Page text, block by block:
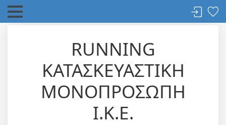
RUNNING
ΚΑΤΑΣΚΕΥΑΣΤΙΚΗ
ΜΟΝΟΠΡΟΣΩΠΗ
Ι.Κ.Ε.